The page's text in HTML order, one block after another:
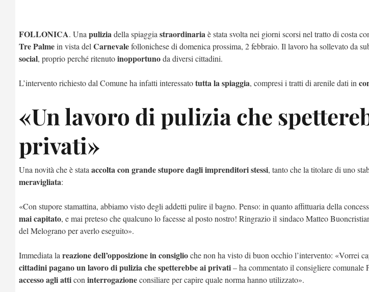
FOLLONICA. Una puliziadella spiaggia straordinariaè stata svolta nei giorni scorsi nel tratto di costa
Tre Palmein vista del Carnevalefollonichese di domenica prossima, 2 febbraio. Il lavoro ha sollevato da
social, proprio perché ritenutoinopportunoda diversi cittadini.
L’intervento richiesto dal Comune ha infatti interessatotutta la spiaggia, compresi i tratti di arenile dati in
«Un lavoro di pulizia che
privati»
Una novità che è stata accolta con grande stupore dagli imprenditori stessi, tanto che la titolare di uno
meravigliata:
«Con stupore stamattina, abbiamo visto degli addetti pulire il bagno. Penso: in quanto affittuaria della
mai capitato, e mai preteso che qualcuno lo facesse al posto nostro! Ringrazio il sindaco Matteo
del Melograno per averlo eseguito».
Immediata la reazione dell’opposizione in consiglioche non ha visto di buon occhio l’intervento: «Vorrei
cittadini pagano un lavoro di pulizia che spetterebbe ai privati– ha commentato il consigliere comunale
accesso agli atticon interrogazioneconsiliare per capire quale norma hanno utilizzato».